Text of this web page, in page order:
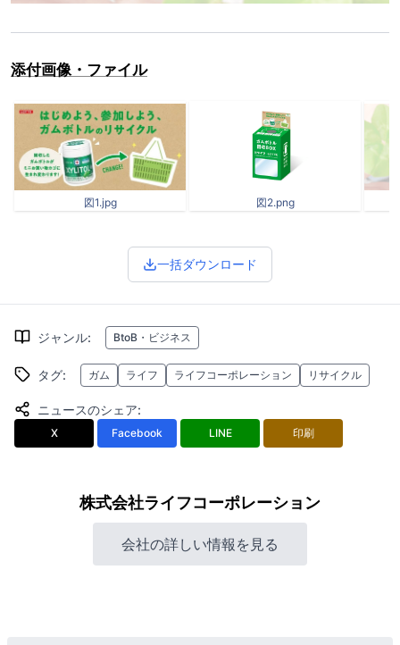
添付画像・ファイル
図1.jpg 図2.png
一括ダウンロード
ジャンル: BtoB・ビジネス
タグ: ガム ライフ ライフコーポレーション リサイクル
ニュースのシェア:
X Facebook LINE 印刷
株式会社ライフコーポレーション
会社の詳しい情報を見る